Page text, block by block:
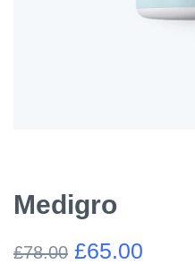
Medigro
£78.00 £65.00